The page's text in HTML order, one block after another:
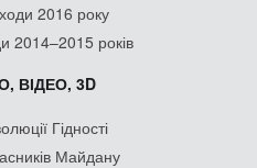
2016 року
2014–2015 років
ВІДЕО, 3D
Гідності
Майдану